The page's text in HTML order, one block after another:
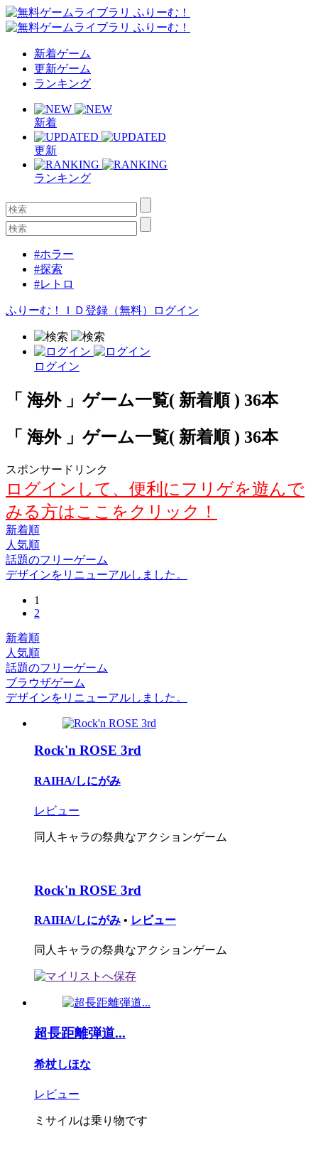
新着ゲーム
更新ゲーム
ランキング
新着
更新
ランキング
#ホラー
#探索
#レトロ
ふりーむ！ＩＤ登録（無料） ログイン
ログイン
「 海外 」ゲーム一覧( 新着順 ) 36本
「 海外 」ゲーム一覧( 新着順 ) 36本
スポンサードリンク
ログインして、便利にフリゲを遊んで
みる方はここをクリック！
新着順
人気順
話題のフリーゲーム
デザインをリニューアルしました。
1
2
新着順
人気順
話題のフリーゲーム
ブラウザゲーム
デザインをリニューアルしました。
Rock'n ROSE 3rd
RAIHA/しにがみ
レビュー
同人キャラの祭典なアクションゲーム
Rock'n ROSE 3rd
RAIHA/しにがみ • レビュー
同人キャラの祭典なアクションゲーム
超長距離弾道...
希杖しほな
レビュー
ミサイルは乗り物です